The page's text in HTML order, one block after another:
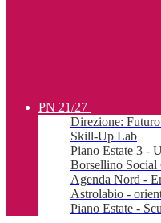
PN 21/27
Direzione:
Skill-Up Lab
Piano Estate 3 -
Borsellino Social
Agenda Nord -
Astrolabio -
Piano Estate -